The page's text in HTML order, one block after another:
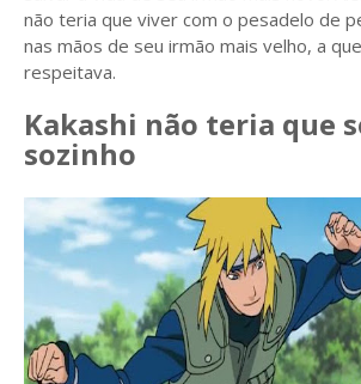
não teria que viver com o pesadelo de
nas mãos de seu irmão mais velho, a
respeitava.
Kakashi não teria que
sozinho